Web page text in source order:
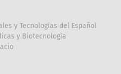
y Tecnologías del Español
y Biotecnología